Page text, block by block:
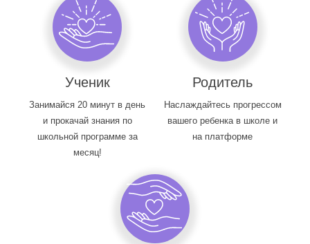
Ученик
Занимайся 20 минут в день
и прокачай знания по
школьной программе за
месяц!
Родитель
Наслаждайтесь прогрессом
вашего ребенка в школе и
на платформе